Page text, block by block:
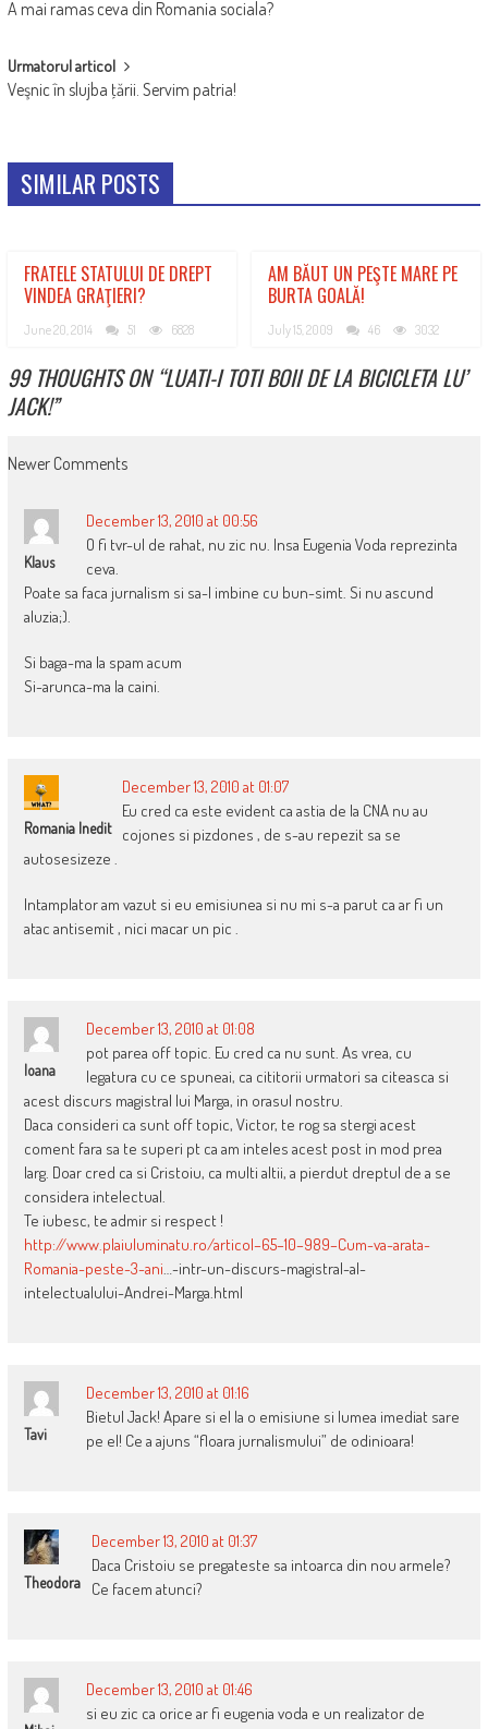
NAVIGATION
A mai ramas ceva din Romania sociala?
Urmatorul articol
Veşnic în slujba ţării. Servim patria!
SIMILAR POSTS
FRATELE STATULUI DE DREPT
VINDEA GRAŢIERI?
June 20, 2014 51 6828
AM BĂUT UN PEŞTE MARE PE
BURTA GOALĂ!
July 15, 2009 46 3032
99 THOUGHTS ON “LUATI-I TOTI BOII DE LA BICICLETA LU’
JACK!”
COMMENT
NAVIGATION
Newer Comments
Klaus
December 13, 2010 at 00:56
O fi tvr-ul de rahat, nu zic nu. Insa Eugenia Voda reprezinta
ceva.
Poate sa faca jurnalism si sa-l imbine cu bun-simt. Si nu ascund
aluzia;).
Si baga-ma la spam acum
Si-arunca-ma la caini.
Romania Inedit
December 13, 2010 at 01:07
Eu cred ca este evident ca astia de la CNA nu au
cojones si pizdones , de s-au repezit sa se
autosesizeze .
Intamplator am vazut si eu emisiunea si nu mi s-a parut ca ar fi un
atac antisemit , nici macar un pic .
Ioana
December 13, 2010 at 01:08
pot parea off topic. Eu cred ca nu sunt. As vrea, cu
legatura cu ce spuneai, ca cititorii urmatori sa citeasca si
acest discurs magistral lui Marga, in orasul nostru.
Daca consideri ca sunt off topic, Victor, te rog sa stergi acest
coment fara sa te superi pt ca am inteles acest post in mod prea
larg. Doar cred ca si Cristoiu, ca multi altii, a pierdut dreptul de a se
considera intelectual.
Te iubesc, te admir si respect !
http://www.plaiuluminatu.ro/articol–65–10–989–Cum-va-arata-
Romania-peste-3-ani…-intr-un-discurs-magistral-al-
intelectualului-Andrei-Marga.html
Tavi
December 13, 2010 at 01:16
Bietul Jack! Apare si el la o emisiune si lumea imediat sare
pe el! Ce a ajuns “floara jurnalismului” de odinioara!
Theodora
December 13, 2010 at 01:37
Daca Cristoiu se pregateste sa intoarca din nou armele?
Ce facem atunci?
December 13, 2010 at 01:46
si eu zic ca orice ar fi eugenia voda e un realizator de